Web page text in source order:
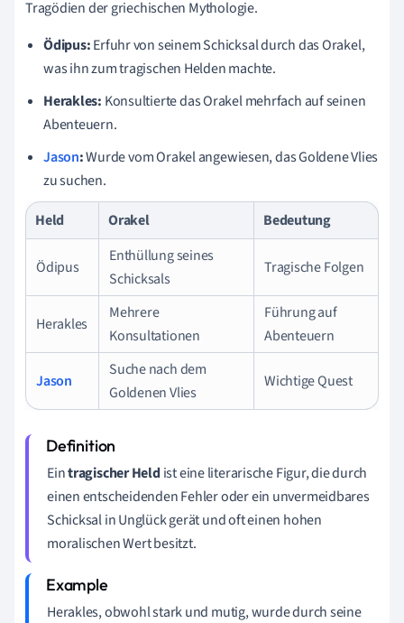
Tragödien der griechischen Mythologie.
Ödipus:Erfuhr von seinem Schicksal durch das Orakel,
was ihn zum tragischen Helden machte.
Herakles: Konsultierte das Orakel mehrfach auf seinen
Abenteuern.
Jason:Wurde vom Orakel angewiesen, das Goldene Vlies
zu suchen.
Held
Orakel Bedeutung
Ödipus
Enthüllung seines
Schicksals
Tragische Folgen
Herakles
Mehrere
Konsultationen
Führung auf
Abenteuern
Jason
Suche nach dem
Goldenen Vlies
Wichtige Quest
Eintragischer Heldist eine literarische Figur, die durch
einen entscheidenden Fehler oder ein unvermeidbares
Schicksal in Unglück gerät und oft einen hohen
moralischen Wert besitzt.
Herakles, obwohl stark und mutig, wurde durch seine